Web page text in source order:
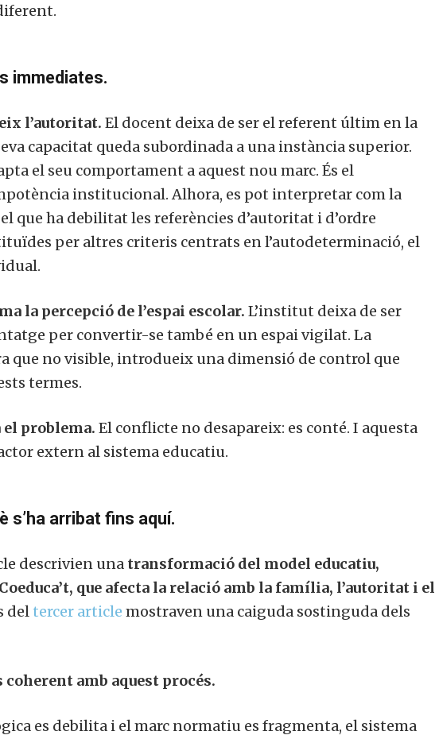
immediates.
l’autoritat. El docent deixa de ser el referent últim en la
capacitat queda subordinada a una instància superior.
el seu comportament a aquest nou marc. És el
institucional. Alhora, es pot interpretar com la
que ha debilitat les referències d’autoritat i d’ordre
per altres criteris centrats en l’autodeterminació, el
la percepció de l’espai escolar. L’institut deixa de ser
per convertir-se també en un espai vigilat. La
que no visible, introdueix una dimensió de control que
termes.
problema. El conflicte no desapareix: es conté. I aquesta
extern al sistema educatiu.
s’ha arribat fins aquí.
descrivien una transformació del model educatiu,
que afecta la relació amb la família, l’autoritat i el
deltercer article mostraven una caiguda sostinguda dels
amb aquest procés.
es debilita i el marc normatiu es fragmenta, el sistema